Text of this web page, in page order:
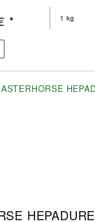
1 kg
*
HEPADURE